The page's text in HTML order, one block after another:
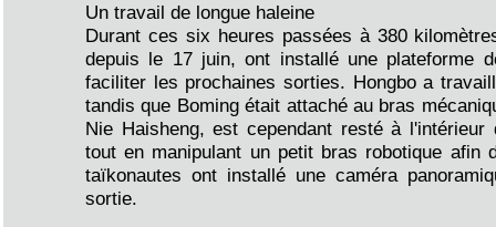
Un travail de longue haleine
Durant ces six heures passées à 380
depuis le 17 juin, ont installé une plateforme
faciliter les prochaines sorties. Hongbo a
tandis que Boming était attaché au bras
Nie Haisheng, est cependant resté à
tout en manipulant un petit bras robotique afin
taïkonautes ont installé une caméra
sortie.